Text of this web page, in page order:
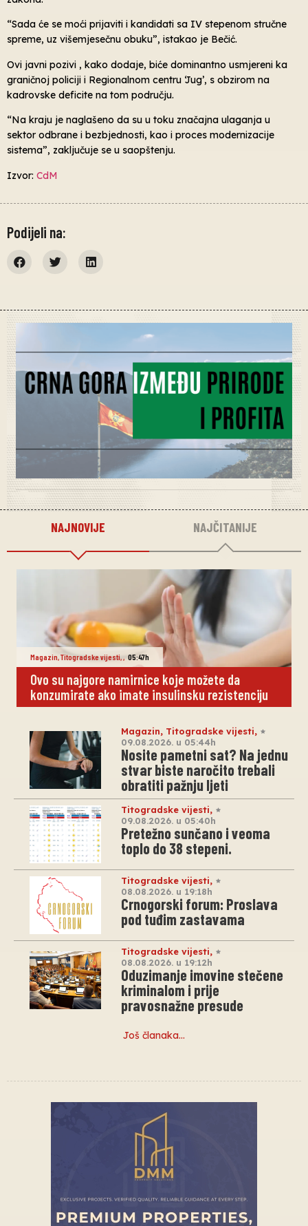
“Sada će se moći prijaviti i kandidati sa IV stepenom stručne
spreme, uz višemjesečnu obuku”, istakao je Bečić.
Ovi javni pozivi , kako dodaje, biće dominantno usmjereni ka
graničnoj policiji i Regionalnom centru ‘Jug’, s obzirom na
kadrovske deficite na tom području.
“Na kraju je naglašeno da su u toku značajna ulaganja u
sektor odbrane i bezbjednosti, kao i proces modernizacije
sistema”, zaključuje se u saopštenju.
Izvor: CdM
Podijeli na:
NAJNOVIJE NAJČITANIJE
Magazin,Titogradske vijesti,, 05:47h
Ovo su najgore namirnice koje možete da
konzumirate ako imate insulinsku rezistenciju
Magazin, Titogradske vijesti,
09.08.2026. u 05:44h
Nosite pametni sat? Na jednu
stvar biste naročito trebali
obratiti pažnju ljeti
Titogradske vijesti,
09.08.2026. u 05:40h
Pretežno sunčano i veoma
toplo do 38 stepeni.
Titogradske vijesti,
08.08.2026. u 19:18h
Crnogorski forum: Proslava
pod tuđim zastavama
Titogradske vijesti,
08.08.2026. u 19:12h
Oduzimanje imovine stečene
kriminalom i prije
pravosnažne presude
Još članaka…